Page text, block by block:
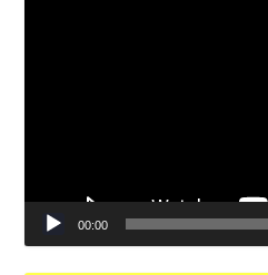
00:00